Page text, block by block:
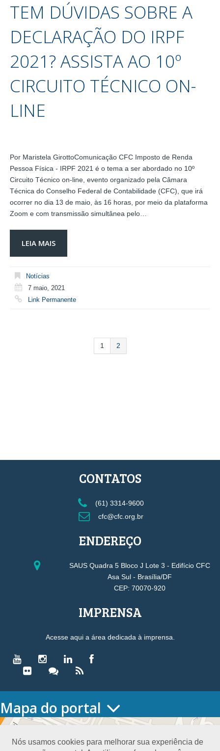
TEM DÚVIDAS SOBRE A
DECLARAÇÃO DO IRPF
2021? ASSISTA AO 10º
CIRCUITO TÉCNICO ON-
LINE
Por Maristela GirottoComunicação CFC Imposto de Renda
Pessoa Física - IRPF 2021 é o tema a ser abordado no 10º
Circuito Técnico on-line, evento organizado pela Câmara
Técnica do Conselho Federal de Contabilidade (CFC), que irá
ocorrer no dia 13 de maio, às 16 horas, por meio da plataforma
Zoom e com transmissão simultânea pelo…
LEIA MAIS
Notícias
7 maio, 2021
Link Permanente
1 2
Nós usamos cookies para melhorar sua experiência de
CONTATOS
(61) 3314-9600
cfc@cfc.org.br
ENDEREÇO
SAUS Quadra 5 Bloco J Lote 3 - Edifício CFC
Asa Sul - Brasília/DF
CEP: 70070-920
IMPRENSA
Acesse aqui a área dedicada à imprensa.
Mapa do portal
HOME
Conselho Diretor